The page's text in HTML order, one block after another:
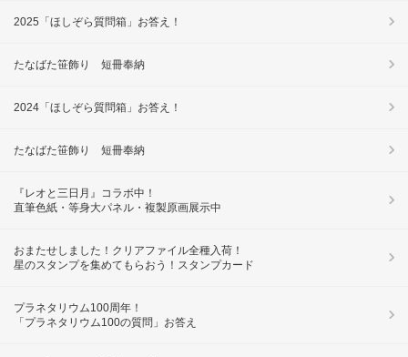
2025「ほしぞら質問箱」お答え！
たなばた笹飾り 短冊奉納
2024「ほしぞら質問箱」お答え！
たなばた笹飾り 短冊奉納
『レオと三日月』コラボ中！
直筆色紙・等身大パネル・複製原画展示中
おまたせしました！クリアファイル全種入荷！
星のスタンプを集めてもらおう！スタンプカード
プラネタリウム100周年！
「プラネタリウム100の質問」お答え